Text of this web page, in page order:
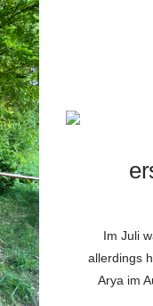
Im Juli
allerdings
Arya im